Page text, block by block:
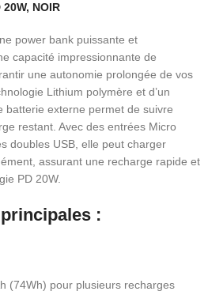
20W, NOIR
power bank puissante et
capacité impressionnante de
une autonomie prolongée de vos
Lithium polymère et d’un
batterie externe permet de suivre
restant. Avec des entrées Micro
doubles USB, elle peut charger
assurant une recharge rapide et
PD 20W.
:
(74Wh) pour plusieurs recharges